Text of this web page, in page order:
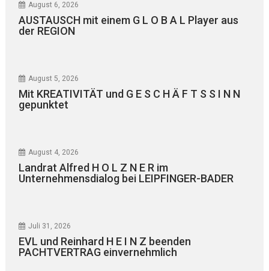
August 6, 2026
AUSTAUSCH mit einem G L O B A L Player aus
der REGION
August 5, 2026
Mit KREATIVITÄT und G E S C H Ä F T S S I N N
gepunktet
August 4, 2026
Landrat Alfred H O L Z N E R im
Unternehmensdialog bei LEIPFINGER-BADER
Juli 31, 2026
EVL und Reinhard H E I N Z beenden
PACHTVERTRAG einvernehmlich